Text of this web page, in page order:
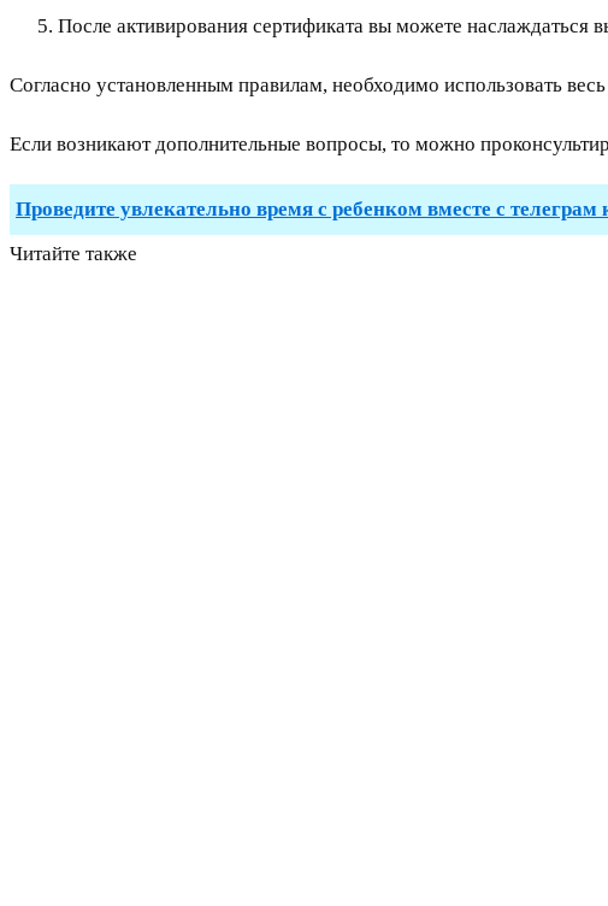
После активирования сертификата вы можете наслаждаться
Согласно установленным правилам, необходимо использовать
Если возникают дополнительные вопросы, то можно
Проведите увлекательно время с ребенком вместе с
Читайте также